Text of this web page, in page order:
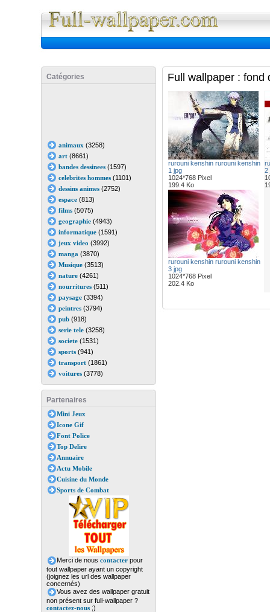
Catégories
animaux (3258)
art(8661)
bandes dessinees(1597)
celebrites hommes(1101)
dessins animes(2752)
espace(813)
films(5075)
geographie(4943)
informatique(1591)
jeux video (3992)
manga (3870)
Musique(3513)
nature(4261)
nourritures(511)
paysage(3394)
peintres(3794)
pub(918)
serie tele(3258)
societe(1531)
sports(941)
transport(1861)
voitures(3778)
Partenaires
Mini Jeux
Icone Gif
Font Police
Top Delire
Annuaire
Actu Mobile
Cuisine du Monde
Sports de Combat
Merci de nous contacterpour
tout wallpaper ayant un copyright
(joignez les url des wallpaper
concernés)
Vous avez des wallpaper gratuit
non présent sur full-wallpaper ?
contactez-nous;)
Full wallpaper : fond
rurouni kenshin rurouni kenshin
1 jpg
1024*768 Pixel
199.4 Ko
2
rurouni kenshin rurouni kenshin
3 jpg
1024*768 Pixel
202.4 Ko